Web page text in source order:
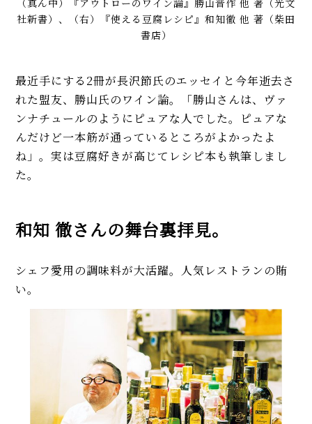
（真ん中）『アウトローのワイン論』勝山晋作 他 著（光文
社新書）、（右）『使える豆腐レシピ』和知徹 他 著（柴田
書店）
最近手にする2冊が長沢節氏のエッセイと今年逝去さ
れた盟友、勝山氏のワイン論。「勝山さんは、ヴァ
ンナチュールのようにピュアな人でした。ピュアな
んだけど一本筋が通っているところがよかったよ
ね」。実は豆腐好きが高じてレシピ本も執筆しまし
た。
和知 徹さんの舞台裏拝見。
シェフ愛用の調味料が大活躍。人気レストランの賄
い。